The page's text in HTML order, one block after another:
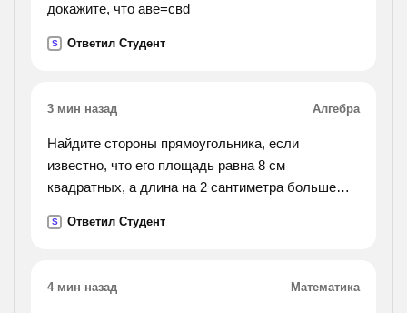
докажите, что аве=свd
S Ответил Студент
3 мин назад Алгебра
Найдите стороны прямоугольника, если
известно, что его площадь равна 8 см
квадратных, а длина на 2 сантиметра больше
S Ответил Студент
4 мин назад Математика